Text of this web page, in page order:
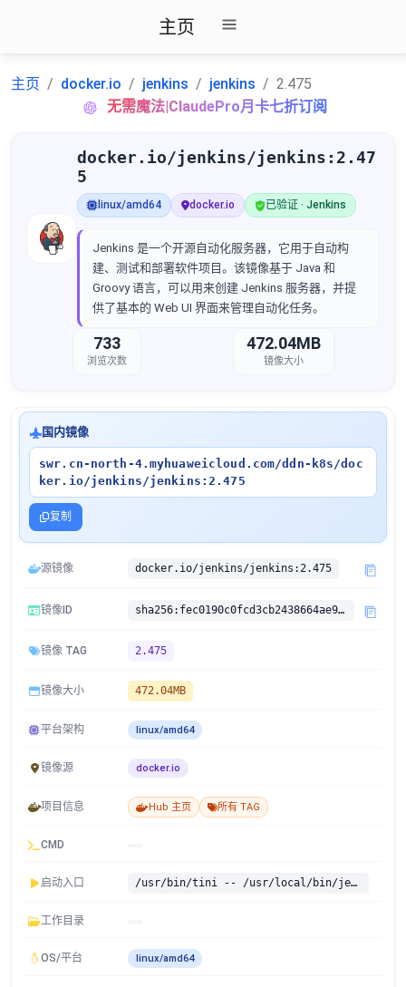
主页
主页 docker.io jenkins jenkins
2.475
无需魔法|ClaudePro月卡七折订阅
docker.io/jenkins/jenkins:2.47
5
linux/amd64 docker.io 已验证 · Jenkins
Jenkins 是一个开源自动化服务器，它用于自动构
建、测试和部署软件项目。该镜像基于 Java 和
Groovy 语言，可以用来创建 Jenkins 服务器，并提
供了基本的 Web UI 界面来管理自动化任务。
733
浏览次数
472.04MB
镜像大小
国内镜像
swr.cn-north-4.myhuaweicloud.com/ddn-k8s/doc
ker.io/jenkins/jenkins:2.475
复制
源镜像 docker.io/jenkins/jenkins:2.475
镜像ID sha256:fec0190c0fcd3cb2438664ae945a719eae94a1e1970454852dc1a3ce527b00f0
镜像 TAG 2.475
镜像大小 472.04MB
平台架构 linux/amd64
镜像源 docker.io
项目信息 Hub 主页 所有 TAG
CMD
启动入口 /usr/bin/tini -- /usr/local/bin/jenkins.sh
工作目录
OS/平台 linux/amd64